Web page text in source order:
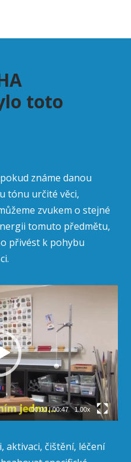
toto
známe danou
tónu určité věci,
zvukem o stejné
tomuto předmětu,
přivést k pohybu
00:00|00:47 1.00x
aktivaci, čištění, léčení